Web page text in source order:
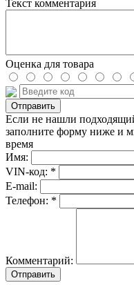
Текст комментария
Оценка для товара
Если не нашли
заполните форму ниже и
время
Имя:
VIN-код: *
E-mail:
Телефон: *
Комментарий:
Отправить